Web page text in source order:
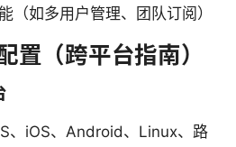
（如多用户管理、团队订阅）
置（跨平台指南）
、iOS、Android、Linux、路